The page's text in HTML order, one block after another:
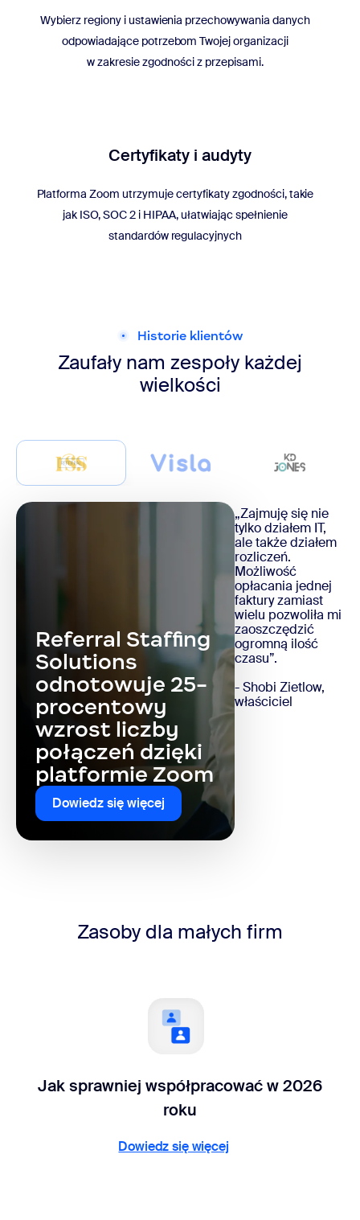
Wybierz regiony i ustawienia przechowywania danych
odpowiadające potrzebom Twojej organizacji
w zakresie zgodności z przepisami.
Certyfikaty i audyty
Platforma Zoom utrzymuje certyfikaty zgodności, takie
jak ISO, SOC 2 i HIPAA, ułatwiając spełnienie
standardów regulacyjnych
Historie klientów
Zaufały nam zespoły każdej
wielkości
Referral Staffing
Solutions
odnotowuje 25-
procentowy
wzrost liczby
połączeń dzięki
platformie Zoom
Dowiedz się więcej
„Zajmuję się nie
tylko działem IT,
ale także działem
rozliczeń.
Możliwość
opłacania jednej
faktury zamiast
wielu pozwoliła mi
zaoszczędzić
ogromną ilość
czasu”.
- Shobi Zietlow,
właściciel
Zasoby dla małych firm
Jak sprawniej współpracować w 2026
roku
Dowiedz się więcej